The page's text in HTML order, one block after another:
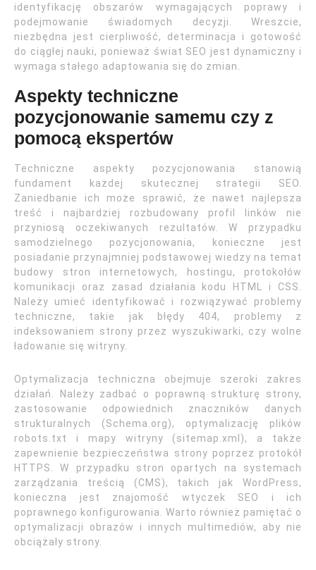
identyfikację obszarów wymagających poprawy i
podejmowanie świadomych decyzji. Wreszcie,
niezbędna jest cierpliwość, determinacja i gotowość
do ciągłej nauki, ponieważ świat SEO jest dynamiczny i
wymaga stałego adaptowania się do zmian.
Aspekty techniczne
pozycjonowanie samemu czy z
pomocą ekspertów
Techniczne aspekty pozycjonowania stanowią
fundament każdej skutecznej strategii SEO.
Zaniedbanie ich może sprawić, że nawet najlepsza
treść i najbardziej rozbudowany profil linków nie
przyniosą oczekiwanych rezultatów. W przypadku
samodzielnego pozycjonowania, konieczne jest
posiadanie przynajmniej podstawowej wiedzy na temat
budowy stron internetowych, hostingu, protokołów
komunikacji oraz zasad działania kodu HTML i CSS.
Należy umieć identyfikować i rozwiązywać problemy
techniczne, takie jak błędy 404, problemy z
indeksowaniem strony przez wyszukiwarki, czy wolne
ładowanie się witryny.
Optymalizacja techniczna obejmuje szeroki zakres
działań. Należy zadbać o poprawną strukturę strony,
zastosowanie odpowiednich znaczników danych
strukturalnych (Schema.org), optymalizację plików
robots.txt i mapy witryny (sitemap.xml), a także
zapewnienie bezpieczeństwa strony poprzez protokół
HTTPS. W przypadku stron opartych na systemach
zarządzania treścią (CMS), takich jak WordPress,
konieczna jest znajomość wtyczek SEO i ich
poprawnego konfigurowania. Warto również pamiętać o
optymalizacji obrazów i innych multimediów, aby nie
obciążały strony.